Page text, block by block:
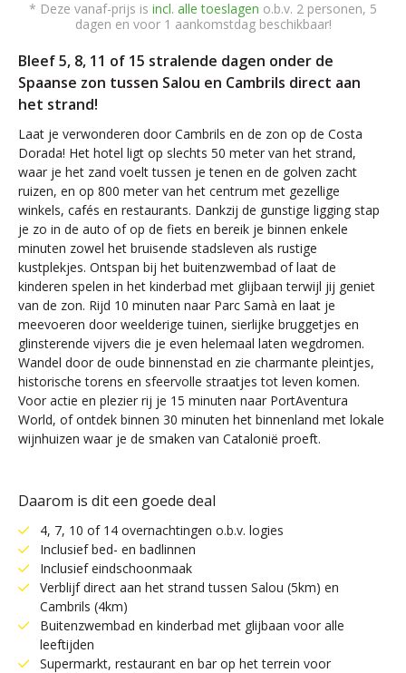
* Deze vanaf-prijs is incl. alle toeslagen o.b.v. 2 personen, 5
dagen en voor 1 aankomstdag beschikbaar!
Bleef 5, 8, 11 of 15 stralende dagen onder de
Spaanse zon tussen Salou en Cambrils direct aan
het strand!
Laat je verwonderen door Cambrils en de zon op de Costa
Dorada! Het hotel ligt op slechts 50 meter van het strand,
waar je het zand voelt tussen je tenen en de golven zacht
ruizen, en op 800 meter van het centrum met gezellige
winkels, cafés en restaurants. Dankzij de gunstige ligging stap
je zo in de auto of op de fiets en bereik je binnen enkele
minuten zowel het bruisende stadsleven als rustige
kustplekjes. Ontspan bij het buitenzwembad of laat de
kinderen spelen in het kinderbad met glijbaan terwijl jij geniet
van de zon. Rijd 10 minuten naar Parc Samà en laat je
meevoeren door weelderige tuinen, sierlijke bruggetjes en
glinsterende vijvers die je even helemaal laten wegdromen.
Wandel door de oude binnenstad en zie charmante pleintjes,
historische torens en sfeervolle straatjes tot leven komen.
Voor actie en plezier rij je 15 minuten naar PortAventura
World, of ontdek binnen 30 minuten het binnenland met lokale
wijnhuizen waar je de smaken van Catalonië proeft.
Daarom is dit een goede deal
4, 7, 10 of 14 overnachtingen o.b.v. logies
Inclusief bed- en badlinnen
Inclusief eindschoonmaak
Verblijf direct aan het strand tussen Salou (5km) en
Cambrils (4km)
Buitenzwembad en kinderbad met glijbaan voor alle
leeftijden
Supermarkt, restaurant en bar op het terrein voor